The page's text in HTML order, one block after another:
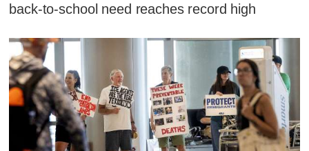
back-to-school need reaches record high